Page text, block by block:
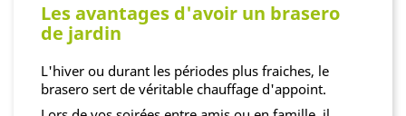
Les avantages d'avoir un brasero
de jardin
L'hiver ou durant les périodes plus fraiches, le
brasero sert de véritable chauffage d'appoint.